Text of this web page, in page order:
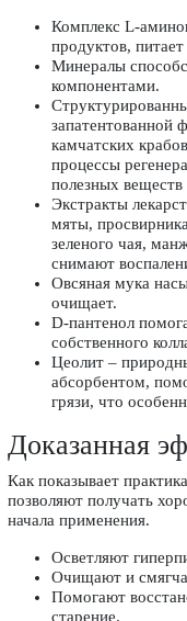
Комплекс L-
продуктов,
Минералы
компонентами.
запатентованной
камчатских
процессы
полезных веществ
Экстракты
мяты,
зеленого чая,
снимают
Овсяная мука
очищает.
D-пантенол
собственного
Цеолит –
абсорбентом,
грязи, что
Доказанная
Как показывает
позволяют получать
начала применения.
Осветляют
Очищают и
Помогают
старение.